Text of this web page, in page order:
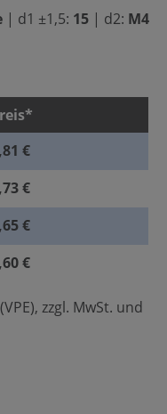
| d1 ±1,5: 15 | d2: M4
€
€
€
€
zzgl. MwSt. und